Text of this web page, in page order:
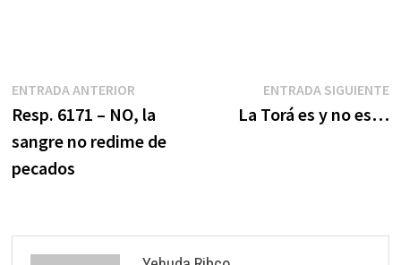
cuida me dice…
Navegación
de
entradas
ENTRADA ANTERIOREntrada
anterior:
Resp. 6171 – NO, la
sangre no redime de
pecados
ENTRADA SIGUIENTE
La Torá es y no es…